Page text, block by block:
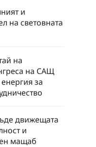
и
на световната
на
на САЩ
за
движещата
и
мащаб